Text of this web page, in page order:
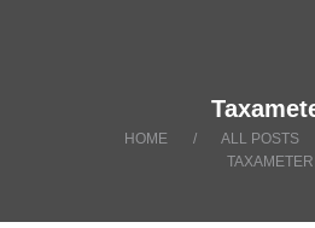
HOME ALL POSTS
TAXAMETER
LEISTUNGEN